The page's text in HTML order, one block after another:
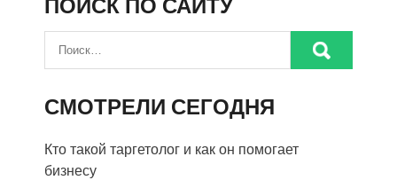
СМОТРЕЛИ СЕГОДНЯ
Кто такой таргетолог и как он помогает
бизнесу